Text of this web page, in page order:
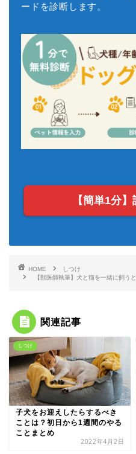
ードを診断します。
【簡単1分
HOME
しつけ
【獣医師執筆】犬と猫を一緒に飼う
関連記事
しつけ
子犬をお迎えしたらするべき
ことは？初日から1週間のやる
ことまとめ
2022年4月2日